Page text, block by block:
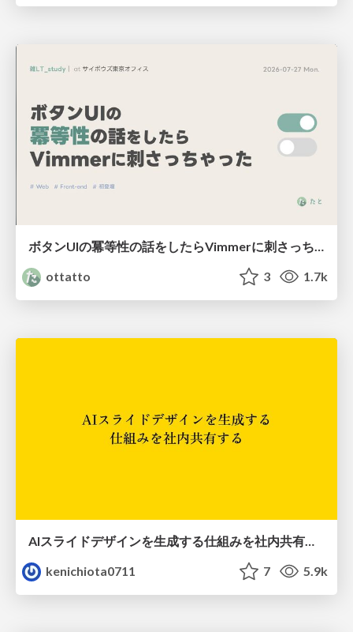
ボタンUIの冪等性の話をしたらVimmerに刺さっちゃった
ottatto
3 1.7k
kenichiota0711
7 5.9k